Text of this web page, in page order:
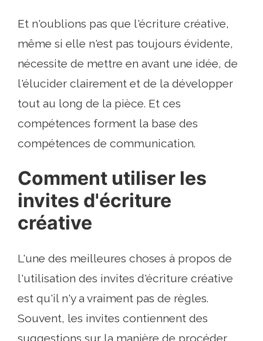
Et n'oublions pas que l'écriture créative,
même si elle n'est pas toujours évidente,
nécessite de mettre en avant une idée, de
l'élucider clairement et de la développer
tout au long de la pièce. Et ces
compétences forment la base des
compétences de communication.
Comment utiliser les
invites d'écriture
créative
L'une des meilleures choses à propos de
l'utilisation des invites d'écriture créative
est qu'il n'y a vraiment pas de règles.
Souvent, les invites contiennent des
suggestions sur la manière de procéder,